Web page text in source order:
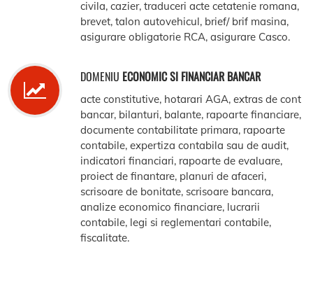
civila, cazier, traduceri acte cetatenie romana,
brevet, talon autovehicul, brief/ brif masina,
asigurare obligatorie RCA, asigurare Casco.
DOMENIU ECONOMIC SI FINANCIAR BANCAR
acte constitutive, hotarari AGA, extras de cont
bancar, bilanturi, balante, rapoarte financiare,
documente contabilitate primara, rapoarte
contabile, expertiza contabila sau de audit,
indicatori financiari, rapoarte de evaluare,
proiect de finantare, planuri de afaceri,
scrisoare de bonitate, scrisoare bancara,
analize economico financiare, lucrarii
contabile, legi si reglementari contabile,
fiscalitate.